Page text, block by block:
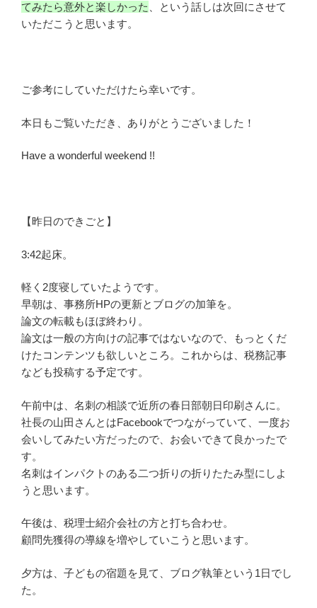
てみたら意外と楽しかった
、という話しは次回にさせて
いただこうと思います。
ご参考にしていただけたら幸いです。
本日もご覧いただき、ありがとうございました！
Have a wonderful weekend !!
【昨日のできごと】
3:42起床。
軽く2度寝していたようです。
早朝は、事務所HPの更新とブログの加筆を。
論文の転載もほぼ終わり。
論文は一般の方向けの記事ではないなので、もっとくだ
けたコンテンツも欲しいところ。これからは、税務記事
なども投稿する予定です。
午前中は、名刺の相談で近所の春日部朝日印刷さんに。
社長の山田さんとはFacebookでつながっていて、一度お
会いしてみたい方だったので、お会いできて良かったで
す。
名刺はインパクトのある二つ折りの折りたたみ型にしよ
うと思います。
午後は、税理士紹介会社の方と打ち合わせ。
顧問先獲得の導線を増やしていこうと思います。
夕方は、子どもの宿題を見て、ブログ執筆という1日でし
た。